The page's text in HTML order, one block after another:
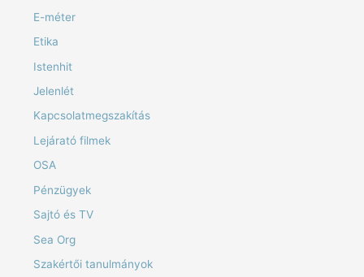
E-méter
Etika
Istenhit
Jelenlét
Kapcsolatmegszakítás
Lejárató filmek
OSA
Pénzügyek
Sajtó és TV
Sea Org
Szakértői tanulmányok